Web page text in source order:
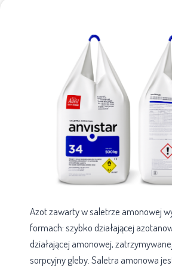
Azot zawarty w saletrze amonowej
formach: szybko działającej
działającej amonowej,
sorpcyjny gleby. Saletra amonowa